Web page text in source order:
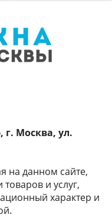
г. Москва, ул.
на данном сайте,
и услуг,
характер и